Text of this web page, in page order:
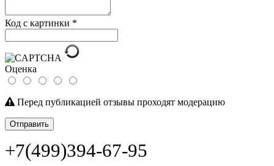
Код с картинки *
Оценка
Перед публикацией отзывы проходят модерацию
Отправить
+7(499)394-67-95